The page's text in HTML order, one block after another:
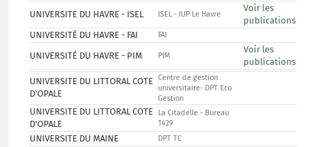
UNIVERSITE DU HAVRE - ISEL ISEL - IUP Le Havre
Voir les
publications
UNIVERSITÉ DU HAVRE - FAI
FAI
UNIVERSITÉ DU HAVRE - PIM PIM
Voir les
publications
UNIVERSITE DU LITTORAL COTE
D'OPALE
Centre de gestion
universitaire- DPT Eco
Gestion
UNIVERSITE DU LITTORAL COTE
D'OPALE
La Citadelle - Bureau
1429
UNIVERSITE DU MAINE DPT TC